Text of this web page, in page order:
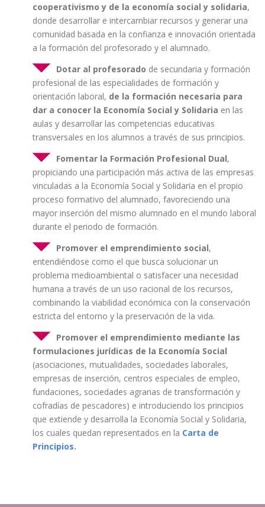
cooperativismo y de la economía social y solidaria,
donde desarrollar e intercambiar recursos y generar una
comunidad basada en la confianza e innovación orientada
a la formación del profesorado y el alumnado.
Dotar al profesorado de secundaria y formación
profesional de las especialidades de formación y
orientación laboral, de la formación necesaria para
dar a conocer la Economía Social y Solidaria en las
aulas y desarrollar las competencias educativas
transversales en los alumnos a través de sus principios.
Fomentar la Formación Profesional Dual,
propiciando una participación más activa de las empresas
vinculadas a la Economía Social y Solidaria en el propio
proceso formativo del alumnado, favoreciendo una
mayor inserción del mismo alumnado en el mundo laboral
durante el periodo de formación.
Promover el emprendimiento social,
entendiéndose como el que busca solucionar un
problema medioambiental o satisfacer una necesidad
humana a través de un uso racional de los recursos,
combinando la viabilidad económica con la conservación
estricta del entorno y la preservación de la vida.
Promover el emprendimiento mediante las
formulaciones jurídicas de la Economía Social
(asociaciones, mutualidades, sociedades laborales,
empresas de inserción, centros especiales de empleo,
fundaciones, sociedades agrarias de transformación y
cofradías de pescadores) e introduciendo los principios
que extiende y desarrolla la Economía Social y Solidaria,
los cuales quedan representados en la Carta de
Principios.